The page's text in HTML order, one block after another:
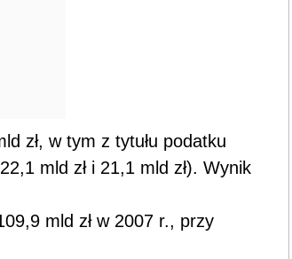
zł, w tym z tytułu podatku
mld zł i 21,1 mld zł). Wynik
mld zł w 2007 r., przy